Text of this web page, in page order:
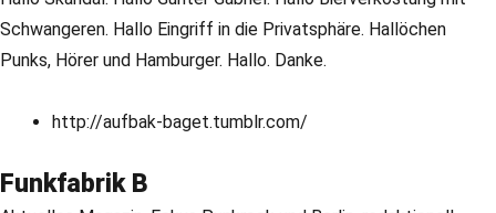
Schwangeren. Hallo Eingriff in die Privatsphäre. Hallöchen
Punks, Hörer und Hamburger. Hallo. Danke.
http://aufbak-baget.tumblr.com/
Funkfabrik B